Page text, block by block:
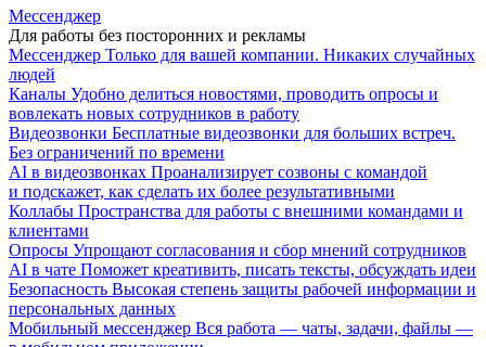
Мессенджер
Для работы без посторонних и рекламы
Мессенджер Только для вашей компании. Никаких случайных
людей
Каналы Удобно делиться новостями, проводить опросы и
вовлекать новых сотрудников в работу
Видеозвонки Бесплатные видеозвонки для больших встреч.
Без ограничений по времени
AI в видеозвонках Проанализирует созвоны с командой
и подскажет, как сделать их более результативными
Коллабы Пространства для работы с внешними командами и
клиентами
Опросы Упрощают согласования и сбор мнений сотрудников
AI в чате Поможет креативить, писать тексты, обсуждать идеи
Безопасность Высокая степень защиты рабочей информации и
персональных данных
Мобильный мессенджер Вся работа — чаты, задачи, файлы —